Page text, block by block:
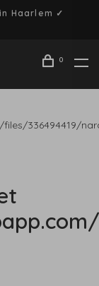
Haarlem ✓
0
336494419/